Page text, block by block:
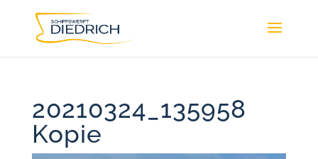
20210324_135958
Kopie